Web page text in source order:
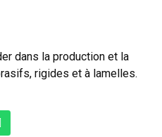
dans la production et la
rigides et à lamelles.